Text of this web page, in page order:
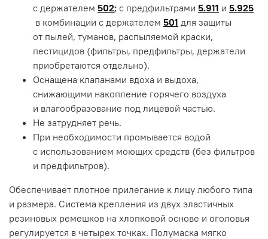
с держателем 502; c предфильтрами 5.911 и 5.925
в комбинации с держателем 501 для защиты
от пылей, туманов, распыляемой краски,
пестицидов (фильтры, предфильтры, держатели
приобретаются отдельно).
Оснащена клапанами вдоха и выдоха,
снижающими накопление горячего воздуха
и влагообразование под лицевой частью.
Не затрудняет речь.
При необходимости промывается водой
с использованием моющих средств (без фильтров
и предфильтров).
Обеспечивает плотное прилегание к лицу любого типа
и размера. Система крепления из двух эластичных
резиновых ремешков на хлопковой основе и оголовья
регулируется в четырех точках. Полумаска мягко